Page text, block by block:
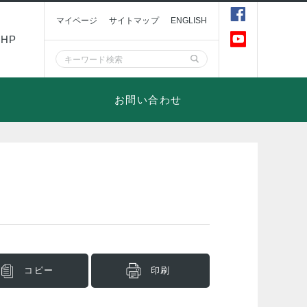
マイページ サイトマップ ENGLISH
お問い合わせ
コピー 印刷